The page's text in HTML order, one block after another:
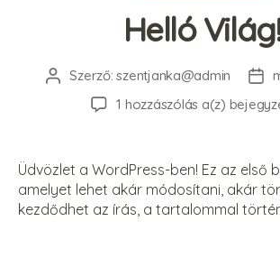
Helló Világ!
Bejegyzés
szerzője
Szerző:szentjanka@admin
1 hozzászólás a(z)Helló
Üdvözlet a WordPress-ben! Ez az első
amelyet lehet akár módosítani, akár
kezdődhet az írás, a tartalommal